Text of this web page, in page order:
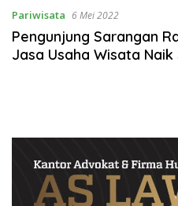
Pariwisata 6 Mei 2022
Pengunjung Sarangan
Jasa Usaha Wisata Naik